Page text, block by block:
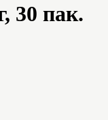
30 пак.